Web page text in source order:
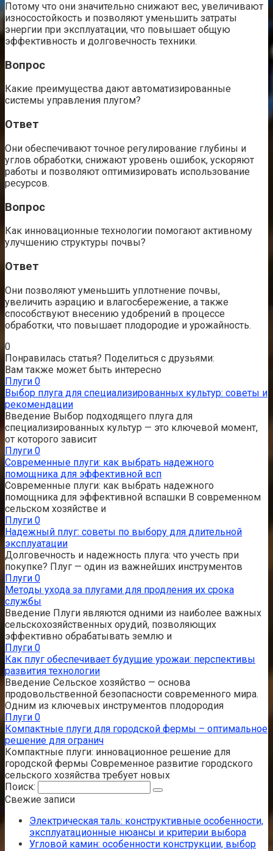
Потому что они значительно снижают вес, увеличивают
износостойкость и позволяют уменьшить затраты
энергии при эксплуатации, что повышает общую
эффективность и долговечность техники.
Вопрос
Какие преимущества дают автоматизированные
системы управления плугом?
Ответ
Они обеспечивают точное регулирование глубины и
углов обработки, снижают уровень ошибок, ускоряют
работы и позволяют оптимизировать использование
ресурсов.
Вопрос
Как инновационные технологии помогают активному
улучшению структуры почвы?
Ответ
Они позволяют уменьшить уплотнение почвы,
увеличить аэрацию и влагосбережение, а также
способствуют внесению удобрений в процессе
обработки, что повышает плодородие и урожайность.
0
Понравилась статья? Поделиться с друзьями:
Вам также может быть интересно
Плуги 0
Выбор плуга для специализированных культур: советы и
рекомендации
Введение Выбор подходящего плуга для
специализированных культур — это ключевой момент,
от которого зависит
Плуги 0
Современные плуги: как выбрать надежного
помощника для эффективной всп
Современные плуги: как выбрать надежного
помощника для эффективной вспашки В современном
сельском хозяйстве и
Плуги 0
Надежный плуг: советы по выбору для длительной
эксплуатации
Долговечность и надежность плуга: что учесть при
покупке? Плуг — один из важнейших инструментов
Плуги 0
Методы ухода за плугами для продления их срока
службы
Введение Плуги являются одними из наиболее важных
сельскохозяйственных орудий, позволяющих
эффективно обрабатывать землю и
Плуги 0
Как плуг обеспечивает будущие урожаи: перспективы
развития технологии
Введение Сельское хозяйство — основа
продовольственной безопасности современного мира.
Одним из ключевых инструментов плодородия
Плуги 0
Компактные плуги для городской фермы – оптимальное
решение для огранич
Компактные плуги: инновационное решение для
городской фермы Современное развитие городского
сельского хозяйства требует новых
Поиск:
Свежие записи
Электрическая таль: конструктивные особенности,
эксплуатационные нюансы и критерии выбора
Угловой камин: особенности конструкции, выбор